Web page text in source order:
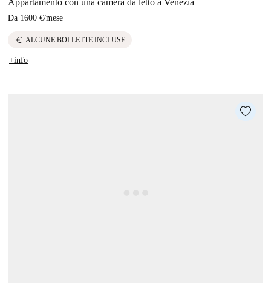
Da 1600 €/mese
euro ALCUNE BOLLETTE INCLUSE
+info